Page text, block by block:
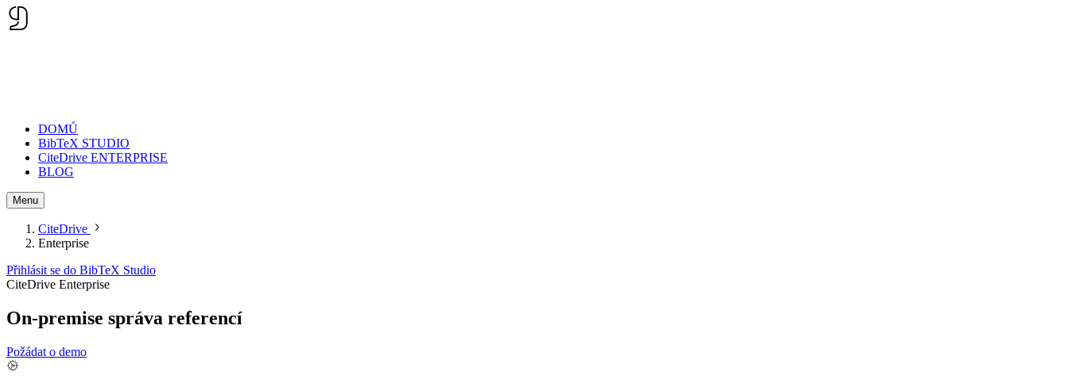
DOMŮ
BibTeX STUDIO
CiteDrive ENTERPRISE
BLOG
Menu
CiteDrive
Enterprise
Přihlásit se do BibTeX Studio
CiteDrive Enterprise
On-premise správa referencí
Požádat o demo